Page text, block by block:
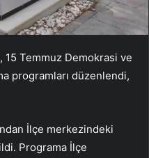
15 Temmuz Demokrasi ve
programları düzenlendi,
İlçe merkezindeki
Programa İlçe